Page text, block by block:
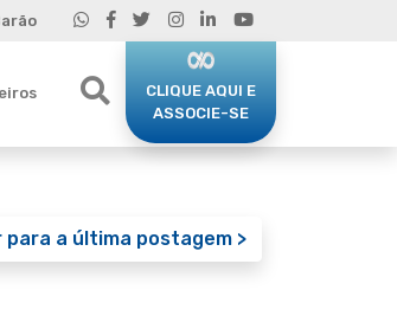
CLIQUE AQUI E
ASSOCIE-SE
para a última postagem >